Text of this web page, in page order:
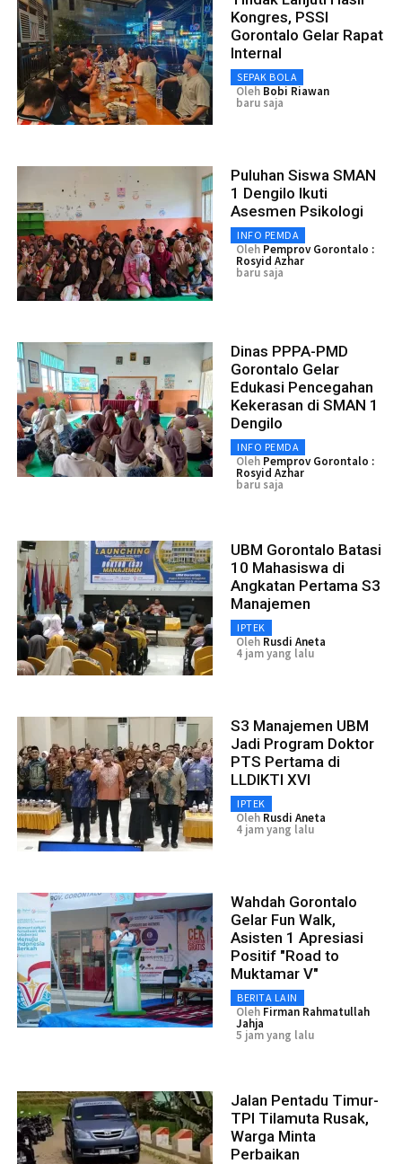
Kongres, PSSI
Gorontalo Gelar Rapat
Internal
SEPAK BOLA
Oleh Bobi Riawan
baru saja
Puluhan Siswa SMAN
1 Dengilo Ikuti
Asesmen Psikologi
INFO PEMDA
Oleh Pemprov Gorontalo :
Rosyid Azhar
baru saja
Dinas PPPA-PMD
Gorontalo Gelar
Edukasi Pencegahan
Kekerasan di SMAN 1
Dengilo
INFO PEMDA
Oleh Pemprov Gorontalo :
Rosyid Azhar
baru saja
UBM Gorontalo Batasi
10 Mahasiswa di
Angkatan Pertama S3
Manajemen
IPTEK
Oleh Rusdi Aneta
4 jam yang lalu
S3 Manajemen UBM
Jadi Program Doktor
PTS Pertama di
LLDIKTI XVI
IPTEK
Oleh Rusdi Aneta
4 jam yang lalu
Wahdah Gorontalo
Gelar Fun Walk,
Asisten 1 Apresiasi
Positif "Road to
Muktamar V"
BERITA LAIN
Oleh Firman Rahmatullah
Jahja
5 jam yang lalu
Jalan Pentadu Timur-
TPI Tilamuta Rusak,
Warga Minta
Perbaikan